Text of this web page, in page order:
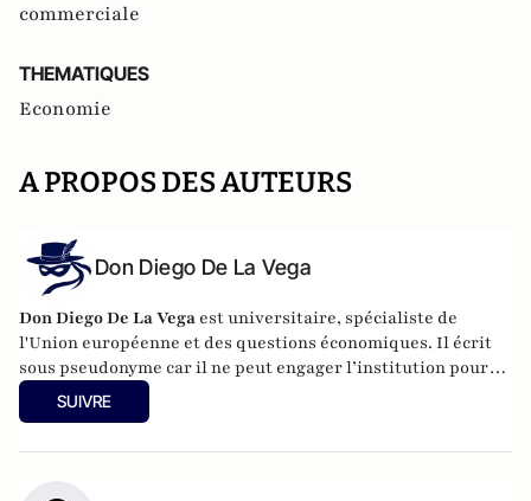
commerciale
THEMATIQUES
Economie
A PROPOS DES AUTEURS
Don Diego De La Vega
Don Diego De La Vega est universitaire, spécialiste de
l'Union européenne et des questions économiques. Il écrit
sous pseudonyme car il ne peut engager l’institution pour
laquelle il travaille.
SUIVRE